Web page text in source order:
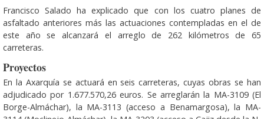
Francisco Salado ha explicado que con los cuatro planes de
asfaltado anteriores más las actuaciones contempladas en el de
este año se alcanzará el arreglo de 262 kilómetros de 65
carreteras.
Proyectos
En la Axarquía se actuará en seis carreteras, cuyas obras se han
adjudicado por 1.677.570,26 euros. Se arreglarán la MA-3109 (El
Borge-Almáchar), la MA-3113 (acceso a Benamargosa), la MA-